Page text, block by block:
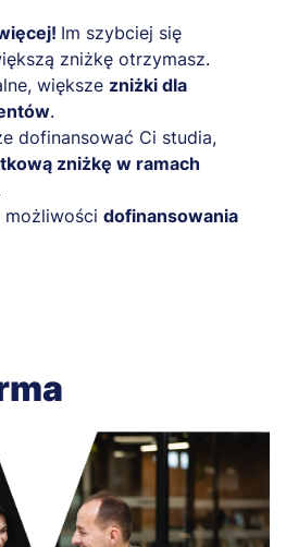
Im szybciej się
zniżkę otrzymasz.
większe zniżki dla
.
dofinansować Ci studia,
zniżkę w ramach
dofinansowania